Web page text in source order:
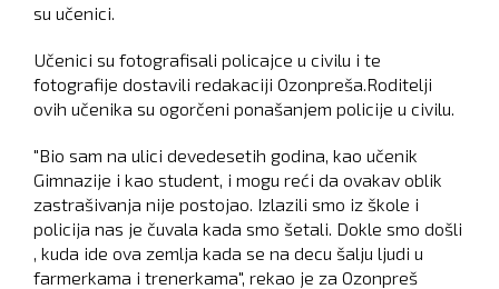
su učenici.
Učenici su fotografisali policajce u civilu i te
fotografije dostavili redakaciji Ozonpreša.Roditelji
ovih učenika su ogorčeni ponašanjem policije u civilu.
"Bio sam na ulici devedesetih godina, kao učenik
Gimnazije i kao student, i mogu reći da ovakav oblik
zastrašivanja nije postojao. Izlazili smo iz škole i
policija nas je čuvala kada smo šetali. Dokle smo došli
, kuda ide ova zemlja kada se na decu šalju ljudi u
farmerkama i trenerkama", rekao je za Ozonpreš